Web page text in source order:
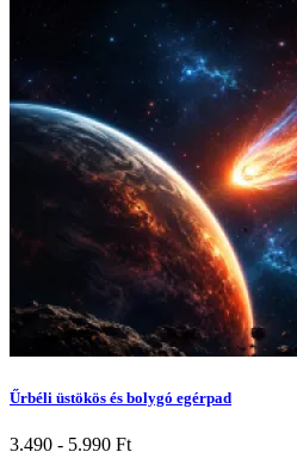
Űrbéli üstökös és bolygó egérpad
3.490 - 5.990 Ft